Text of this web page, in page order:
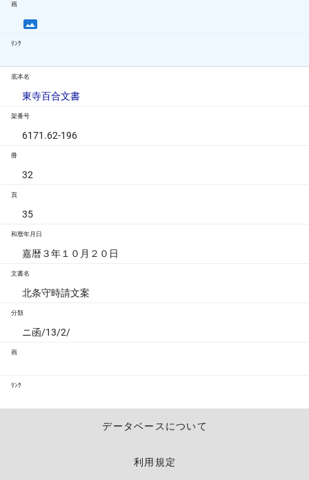
画
ﾘﾝｸ
底本名
東寺百合文書
架番号
6171.62-196
冊
32
頁
35
和暦年月日
嘉暦３年１０月２０日
文書名
北条守時請文案
分類
ニ函/13/2/
画
ﾘﾝｸ
データベースについて
利用規定